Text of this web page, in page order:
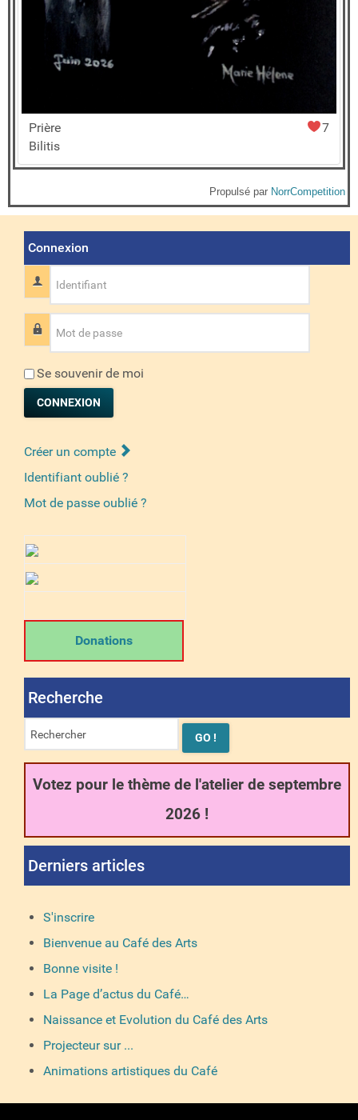
7
Prière
Bilitis
Propulsé par NorrCompetition
Connexion
Identifiant
Mot de passe
Se souvenir de moi
CONNEXION
Créer un compte
Identifiant oublié ?
Mot de passe oublié ?
Donations
Recherche
Votez pour le thème de l'atelier de septembre
2026 !
Derniers articles
S'inscrire
Bienvenue au Café des Arts
Bonne visite !
La Page d’actus du Café…
Naissance et Evolution du Café des Arts
Projecteur sur ...
Animations artistiques du Café